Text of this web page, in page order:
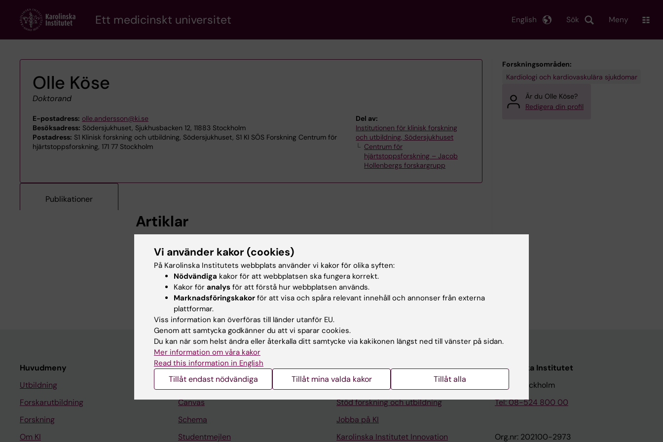
content
Ett medicinskt universitet Sök
English Meny
Olle Köse
Doktorand
E-postadress: olle.andersson@ki.se
Besöksadress: Södersjukhuset, Sjukhusbacken 12, 11883 Stockholm
Postadress: S1 Klinisk forskning och utbildning, Södersjukhuset, S1 KI SÖS Forskning Centrum för
hjärtstoppsforskning, 171 77 Stockholm
Del av:
Institutionen för klinisk forskning
och utbildning, Södersjukhuset
Centrum för
hjärtstoppsforskning – Jacob
Hollenbergs forskargrupp
Publikationer
Artiklar
ARTICLE:JOURNAL OF THROMBOSIS AND HAEMOSTASIS.
Outcomes of mechanical thrombectomy using the FlowTriever system for acute
pulmonary embolism in Sweden-a national retrospective analysis
Einarsson F; Andersson O; Tavoly M; Sandblad KG; Ramunddal T; Volz S; Bruno E; Jokhaji
F; Engstrom J; Simonsson M; Vorel P; Witt N; Falkenberg M; Pivodic A; Ringh M;
Hollenberg J; Rylander C; Svennerholm K
Alla författare
Forskningsområden:
Kardiologi och kardiovaskulära sjukdomar
Är du Olle Köse?
Redigera din profil
Huvudmeny
Utbildning
Forskarutbildning
Forskning
Om KI
Student
Ladok
Canvas
Schema
Studentmejlen
Kontakta och besök KI
Universitetsbiblioteket
Stöd forskning och utbildning
Jobba på KI
Karolinska Institutet Innovation
Karolinska Institutet
171 77 Stockholm
Tel: 08-524 800 00
Org.nr: 202100-2973
Vi använder kakor (cookies)
På Karolinska Institutets webbplats använder vi kakor för olika syften:
Nödvändiga kakor för att webbplatsen ska fungera korrekt.
Kakor för analys för att förstå hur webbplatsen används.
Marknadsföringskakor för att visa och spåra relevant innehåll och annonser från externa
plattformar.
Viss information kan överföras till länder utanför EU.
Genom att samtycka godkänner du att vi sparar cookies.
Du kan när som helst ändra eller återkalla ditt samtycke via kakikonen längst ned till vänster på sidan.
Mer information om våra kakor
Read this information in English
Tillåt endast nödvändiga Tillåt mina valda kakor Tillåt alla